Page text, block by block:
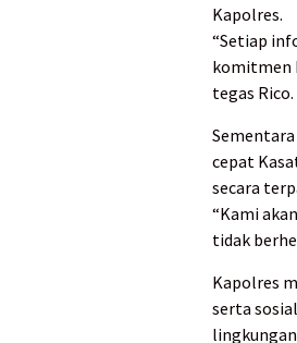
Kapolres.
“Setiap
komitmen
tegas Rico.
cepat
secara
“Kami
tidak
Kapolres
serta